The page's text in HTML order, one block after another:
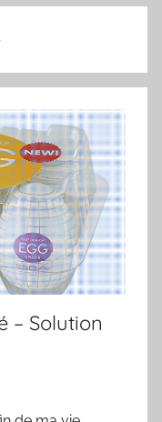
– Solution